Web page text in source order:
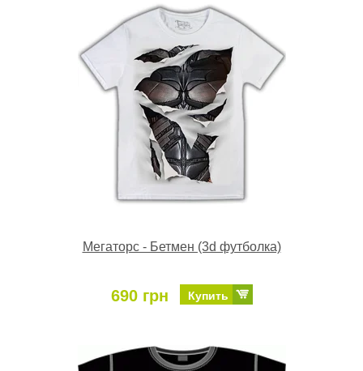
Мегаторс - Бетмен (3d футболка)
690 грн Купить